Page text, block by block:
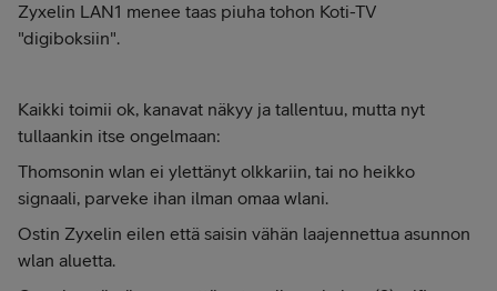
Zyxelin LAN1 menee taas piuha tohon Koti-TV
"digiboksiin".
Kaikki toimii ok, kanavat näkyy ja tallentuu, mutta nyt
tullaankin itse ongelmaan:
Thomsonin wlan ei ylettänyt olkkariin, tai no heikko
signaali, parveke ihan ilman omaa wlani.
Ostin Zyxelin eilen että saisin vähän laajennettua asunnon
wlan aluetta.